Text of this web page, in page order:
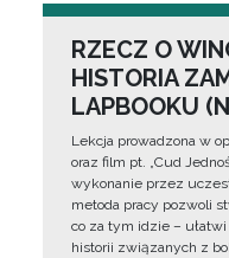
RZECZ O
HISTORIA
LAPBOOKU
Lekcja prowadzona w
oraz film pt. „Cud
wykonanie przez
metoda pracy pozwoli
co za tym idzie –
historii związanych z